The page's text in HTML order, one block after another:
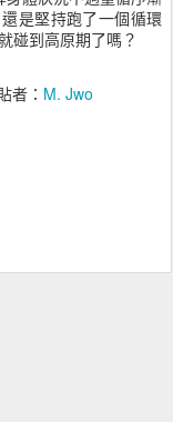
是堅持跑了一個循環
碰到高原期了嗎？
者： M. Jwo